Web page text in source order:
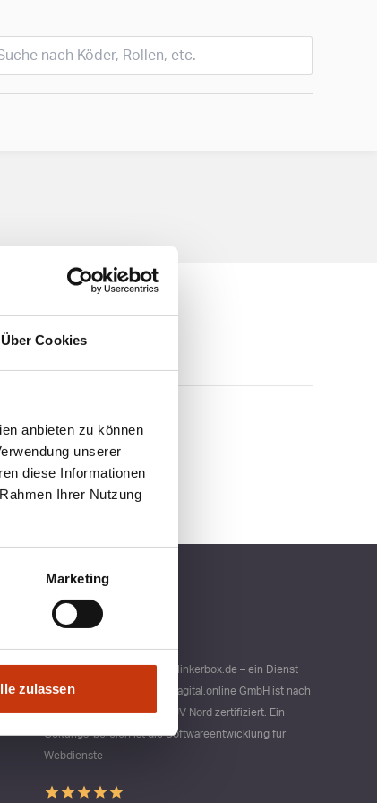
Über Cookies
anbieten zu können
unserer
diese Informationen
Ihrer Nutzung
Marketing
zulassen
Qualitätsmanagement bei blinkerbox.de – ein Dienst
der agital.online GmbH Die agital.online GmbH ist nach
DIN ISO 9001 durch den TÜV Nord zertifiziert. Ein
Geltungs-bereich ist die Softwareentwicklung für
Webdienste